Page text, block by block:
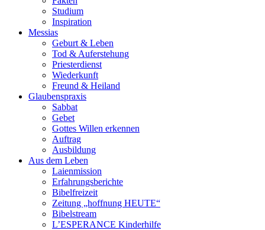
Studium
Inspiration
Messias
Geburt & Leben
Tod & Auferstehung
Priesterdienst
Wiederkunft
Freund & Heiland
Glaubenspraxis
Sabbat
Gebet
Gottes Willen erkennen
Auftrag
Ausbildung
Aus dem Leben
Laienmission
Erfahrungsberichte
Bibelfreizeit
Zeitung „hoffnung HEUTE“
Bibelstream
L’ESPERANCE Kinderhilfe